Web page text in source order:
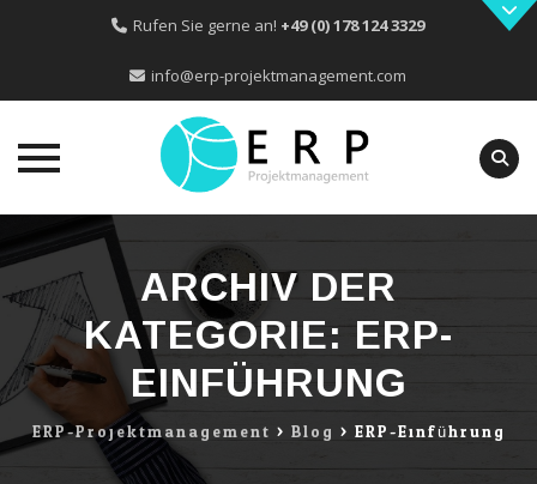
Rufen Sie gerne an! +49 (0) 178 124 3329
info@erp-projektmanagement.com
to
content
ARCHIV DER
KATEGORIE: ERP-
EINFÜHRUNG
ERP-Projektmanagement > Blog > ERP-Einführung